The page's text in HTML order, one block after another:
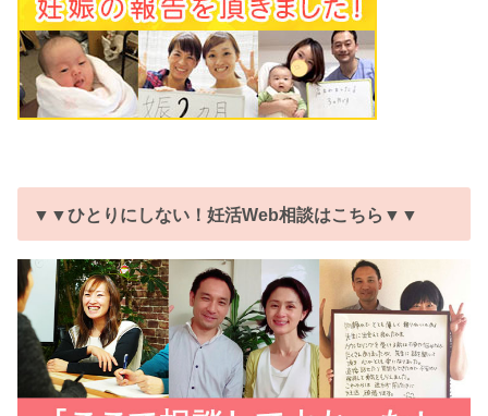
▼▼ひとりにしない！妊活Web相談はこちら▼▼